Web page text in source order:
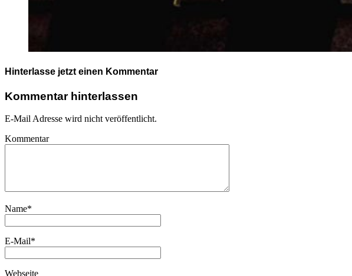
Hinterlasse jetzt einen Kommentar
Kommentar hinterlassen
E-Mail Adresse wird nicht veröffentlicht.
Kommentar
Name*
E-Mail*
Webseite